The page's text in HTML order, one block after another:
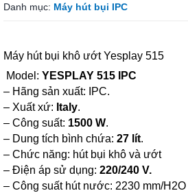
Danh mục: Máy hút bụi IPC
Máy hút bụi khô ướt Yesplay 515
Model: YESPLAY 515 IPC
– Hãng sản xuất: IPC.
– Xuất xứ: Italy.
– Công suất: 1500 W.
– Dung tích bình chứa: 27 lít.
– Chức năng: hút bụi khô và ướt
– Điện áp sử dụng: 220/240 V.
– Công suất hút nước: 2230 mm/H2O